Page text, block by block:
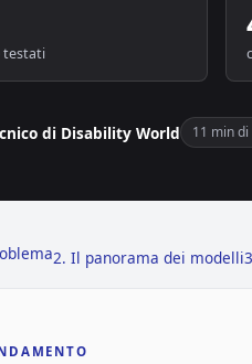
testati
di Disability World 11 min
2. Il panorama dei modelli